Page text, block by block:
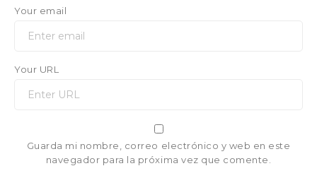
Your email
Your URL
Guarda mi nombre, correo electrónico y web en este
navegador para la próxima vez que comente.